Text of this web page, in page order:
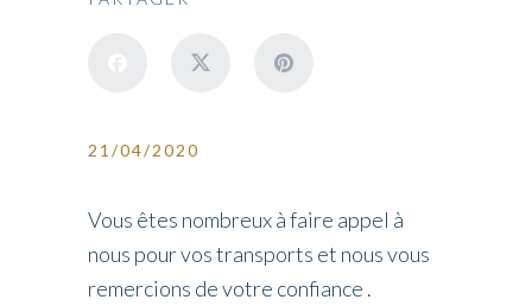
21/04/2020
Vous êtes nombreux à faire appel à
nous pour vos transports et nous vous
remercions de votre confiance .